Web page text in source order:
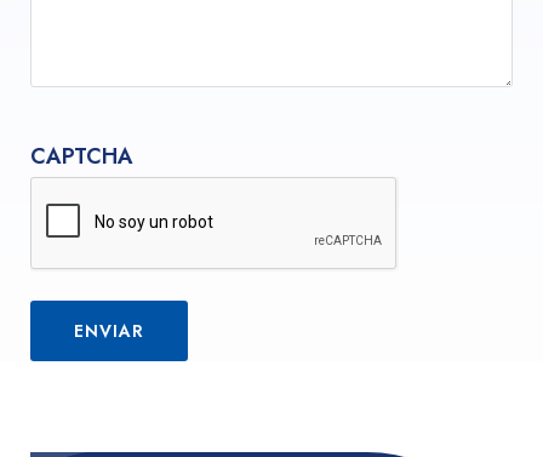
CAPTCHA